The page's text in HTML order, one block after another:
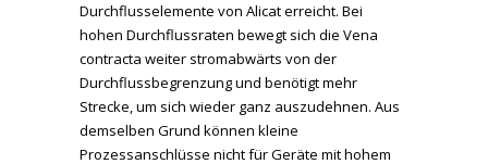
Durchflusselemente von Alicat erreicht. Bei
hohen Durchflussraten bewegt sich die Vena
contracta weiter stromabwärts von der
Durchflussbegrenzung und benötigt mehr
Strecke, um sich wieder ganz auszudehnen.Aus
demselben Grund können kleine
Prozessanschlüsse nicht für Geräte mit hohem